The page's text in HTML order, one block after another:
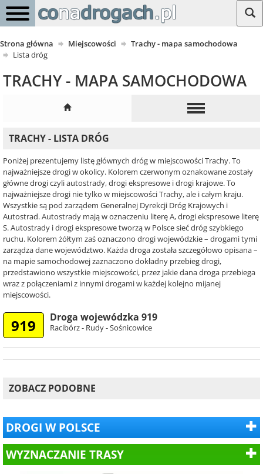
Strona główna Miejscowości
Trachy - mapa samochodowa
Lista dróg
TRACHY - MAPA SAMOCHODOWA
TRACHY - LISTA DRÓG
Poniżej prezentujemy listę głównych dróg w miejscowości Trachy. To
najważniejsze drogi w okolicy. Kolorem czerwonym oznakowane zostały
główne drogi czyli autostrady, drogi ekspresowe i drogi krajowe. To
najważniejsze drogi nie tylko w miejscowości Trachy, ale i całym kraju.
Wszystkie są pod zarządem Generalnej Dyrekcji Dróg Krajowych i
Autostrad. Autostrady mają w oznaczeniu literę A, drogi ekspresowe literę
S. Autostrady i drogi ekspresowe tworzą w Polsce sieć dróg szybkiego
ruchu. Kolorem żółtym zaś oznaczono drogi wojewódzkie – drogami tymi
zarządza dane województwo. Każda droga została szczegółowo opisana –
na mapie samochodowej zaznaczono dokładny przebieg drogi,
przedstawiono wszystkie miejscowości, przez jakie dana droga przebiega
wraz z połączeniami z innymi drogami w każdej kolejno mijanej
miejscowości.
919 Droga wojewódzka 919
Racibórz - Rudy - Sośnicowice
ZOBACZ PODOBNE
DROGI W POLSCE
WYZNACZANIE TRASY